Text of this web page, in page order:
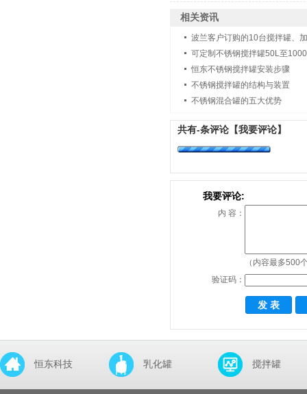
相关资讯
波兰客户订购的10台搅拌罐、
可定制不锈钢搅拌罐50L至
恒东不锈钢搅拌罐安装步骤
不锈钢搅拌罐的结构与装置
不锈钢混合罐的五大优势
共有-条评论 【我要评论】
我要评论:
内 容：
（内容最多500
验证码：
恒东科技 乳化罐 搅拌罐